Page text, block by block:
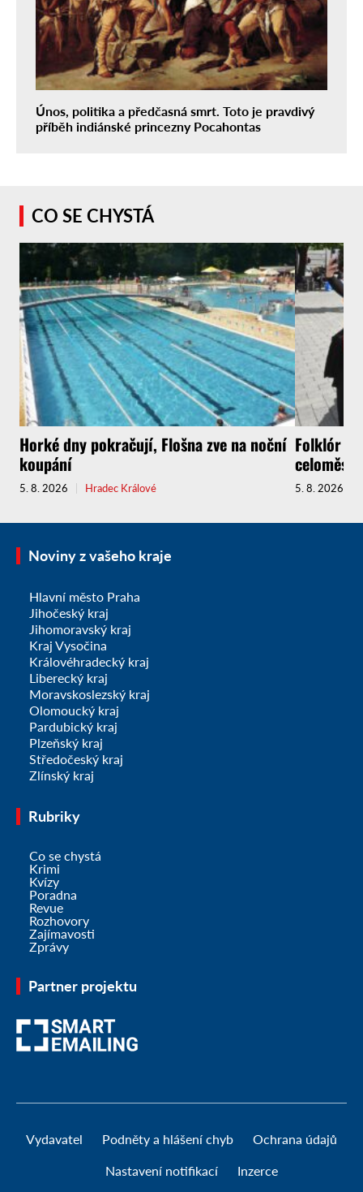
Únos, politika a předčasná smrt. Toto je pravdivý
příběh indiánské princezny Pocahontas
CO SE CHYSTÁ
Horké dny pokračují, Flošna zve na noční
koupání
5. 8. 2026 Hradec Králové
Folklór v
5. 8. 2026
Noviny z vašeho kraje
Hlavní město Praha
Jihočeský kraj
Jihomoravský kraj
Kraj Vysočina
Královéhradecký kraj
Liberecký kraj
Moravskoslezský kraj
Olomoucký kraj
Pardubický kraj
Plzeňský kraj
Středočeský kraj
Zlínský kraj
Rubriky
Co se chystá
Krimi
Kvízy
Poradna
Revue
Rozhovory
Zajímavosti
Zprávy
Partner projektu
Vydavatel Podněty a hlášení chyb Ochrana údajů
Nastavení notifikací Inzerce